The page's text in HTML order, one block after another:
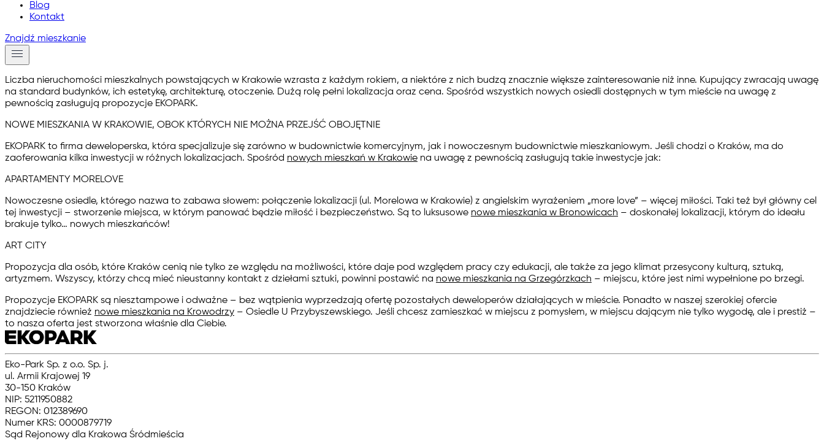
Blog
Kontakt
Znajdź mieszkanie
Liczba nieruchomości mieszkalnych powstających w Krakowie wzrasta z każdym rokiem, a niektóre z nich budzą znacznie większe zainteresowanie niż inne. Kupujący zwracają uwagę
na standard budynków, ich estetykę, architekturę, otoczenie. Dużą rolę pełni lokalizacja oraz cena. Spośród wszystkich nowych osiedli dostępnych w tym mieście na uwagę z
pewnością zasługują propozycje EKOPARK.
NOWE MIESZKANIA W KRAKOWIE, OBOK KTÓRYCH NIE MOŻNA PRZEJŚĆ OBOJĘTNIE
EKOPARK to firma deweloperska, która specjalizuje się zarówno w budownictwie komercyjnym, jak i nowoczesnym budownictwie mieszkaniowym. Jeśli chodzi o Kraków, ma do
zaoferowania kilka inwestycji w różnych lokalizacjach. Spośród nowych mieszkań w Krakowie na uwagę z pewnością zasługują takie inwestycje jak:
APARTAMENTY MORELOVE
Nowoczesne osiedle, którego nazwa to zabawa słowem: połączenie lokalizacji (ul. Morelowa w Krakowie) z angielskim wyrażeniem „more love” – więcej miłości. Taki też był główny cel
tej inwestycji – stworzenie miejsca, w którym panować będzie miłość i bezpieczeństwo. Są to luksusowe nowe mieszkania w Bronowicach – doskonałej lokalizacji, którym do ideału
brakuje tylko… nowych mieszkańców!
ART CITY
Propozycja dla osób, które Kraków cenią nie tylko ze względu na możliwości, które daje pod względem pracy czy edukacji, ale także za jego klimat przesycony kulturą, sztuką,
artyzmem. Wszyscy, którzy chcą mieć nieustanny kontakt z dziełami sztuki, powinni postawić na nowe mieszkania na Grzegórzkach – miejscu, które jest nimi wypełnione po brzegi.
Propozycje EKOPARK są niesztampowe i odważne – bez wątpienia wyprzedzają ofertę pozostałych deweloperów działających w mieście. Ponadto w naszej szerokiej ofercie
znajdziecie również nowe mieszkania na Krowodrzy – Osiedle U Przybyszewskiego. Jeśli chcesz zamieszkać w miejscu z pomysłem, w miejscu dającym nie tylko wygodę, ale i prestiż –
to nasza oferta jest stworzona właśnie dla Ciebie.
Eko-Park Sp. z o.o. Sp. j.
ul. Armii Krajowej 19
30-150 Kraków
NIP: 5211950882
REGON: 012389690
Numer KRS: 0000879719
Sąd Rejonowy dla Krakowa Śródmieścia